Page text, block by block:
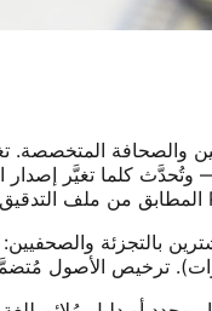
ترخيص الأصول